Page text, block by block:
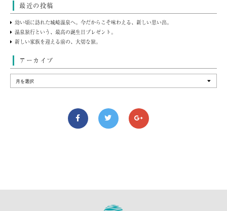
最近の投稿
幼い頃に訪れた城崎温泉へ。今だからこそ味わえる、新しい思い出。
温泉旅行という、最高の誕生日プレゼント。
新しい家族を迎える前の、大切な旅。
アーカイブ